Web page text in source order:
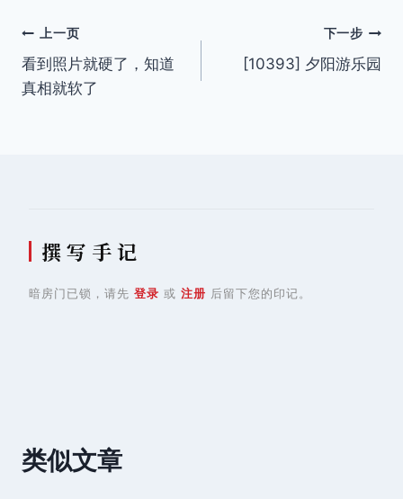
文
章
上一页
看到照片就硬了，知道
真相就软了
下一步
[10393] 夕阳游乐园
撰 写 手 记
暗房门已锁，请先 登录 或 注册 后留下您的印记。
类似文章